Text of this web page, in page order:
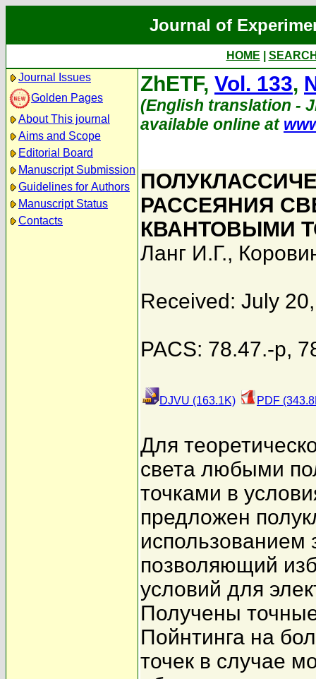
Journal of
HOME
Journal Issues
Golden Pages
About This journal
Aims and Scope
Editorial Board
Manuscript Submission
Guidelines for Authors
Manuscript Status
Contacts
ZhETF, Vol. 133,
(English translation -
available online at
РАССЕЯНИЯ
КВАНТОВЫМИ
Ланг И.Г.,
Received: July
PACS: 78.47.-p,
DJVU (163.1K) PDF
Для
света любыми
точками в
предложен
позволяющий
условий для
Получены
Пойнтинга на
точек в случае